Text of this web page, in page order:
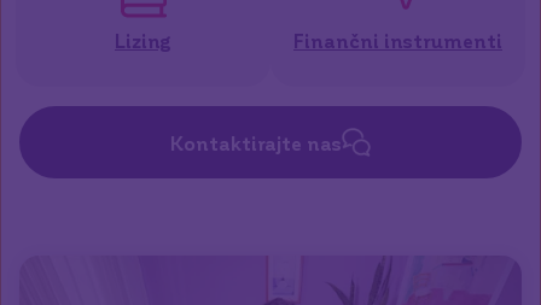
Lizing Finančni instrumenti
Kontaktirajte nas